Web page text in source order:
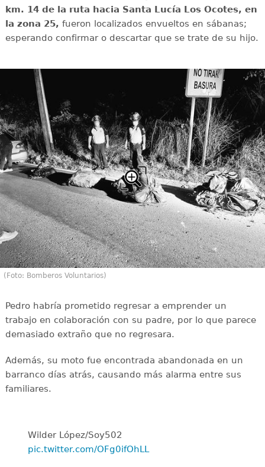
km. 14 de la ruta hacia Santa Lucía Los Ocotes, en
la zona 25, fueron localizados envueltos en sábanas;
esperando confirmar o descartar que se trate de su hijo.
(Foto: Bomberos Voluntarios)
Pedro habría prometido regresar a emprender un
trabajo en colaboración con su padre, por lo que parece
demasiado extraño que no regresara.
Además, su moto fue encontrada abandonada en un
barranco días atrás, causando más alarma entre sus
familiares.
Wilder López/Soy502
pic.twitter.com/OFg0ifOhLL